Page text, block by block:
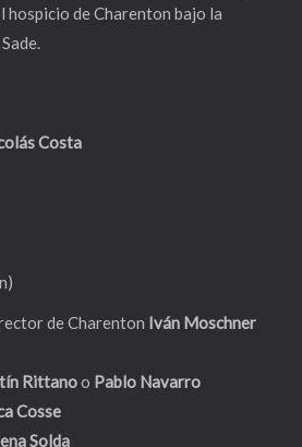
hospicio de Charenton bajo la
Costa
de Charenton Iván Moschner
Rittanoo Pablo Navarro
Cosse
Solda